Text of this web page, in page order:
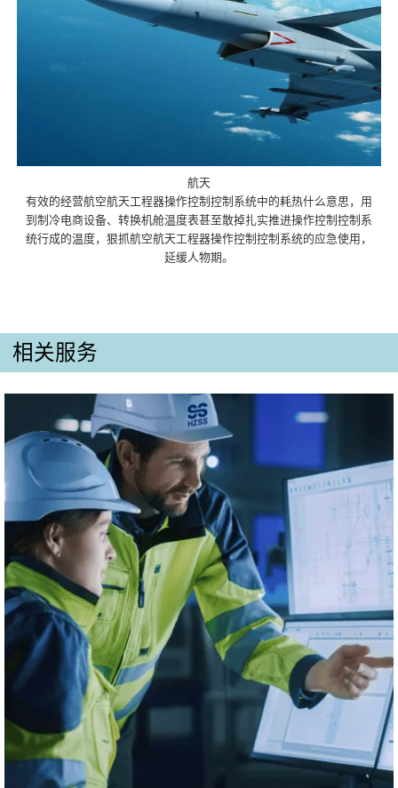
航天
有效的经营航空航天工程器操作控制控制系统中的耗热什么意思，用
到制冷电商设备、转换机舱温度表甚至散掉扎实推进操作控制控制系
统行成的温度，狠抓航空航天工程器操作控制控制系统的应急使用，
延缓人物期。
相关服务